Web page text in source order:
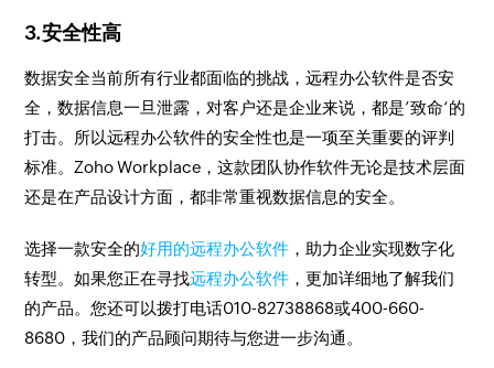
3.安全性高
数据安全当前所有行业都面临的挑战，远程办公软件是否安
全，数据信息一旦泄露，对客户还是企业来说，都是’致命‘的
打击。所以远程办公软件的安全性也是一项至关重要的评判
标准。Zoho Workplace，这款团队协作软件无论是技术层面
还是在产品设计方面，都非常重视数据信息的安全。
选择一款安全的好用的远程办公软件 ，助力企业实现数字化
转型。如果您正在寻找远程办公软件 ，更加详细地了解我们
的产品。您还可以拨打电话010-82738868或400-660-
8680，我们的产品顾问期待与您进一步沟通。